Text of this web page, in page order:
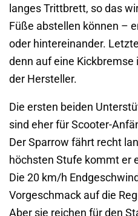
langes Trittbrett, so das
Füße abstellen können –
oder hintereinander.
denn auf eine
der Hersteller.
Die ersten beiden
sind eher für Scooter-
Der Sparrow fährt recht
höchsten Stufe kommt er
Die 20 km/h
Vorgeschmack auf die
Aber sie reichen für den